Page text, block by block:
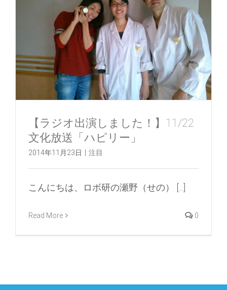
【ラジオ出演しました！】11/22
文化放送「ハピリー」
2014年11月23日 注目
こんにちは、ロボ研の瀬野（せの） [...]
Read More 0